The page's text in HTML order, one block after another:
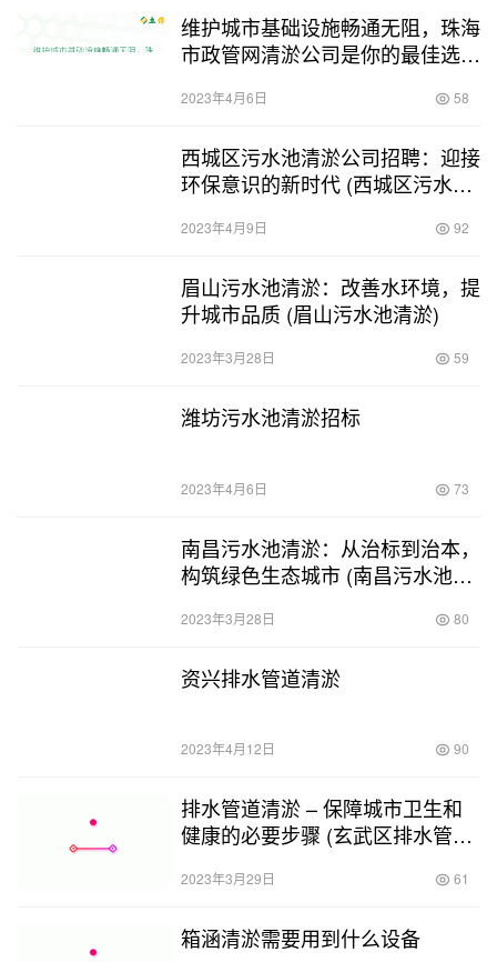
维护城市基础设施畅通无阻，珠海
市政管网清淤公司是你的最佳选择
2023年4月6日 58
西城区污水池清淤公司招聘：迎接
环保意识的新时代 (西城区污水池
2023年4月9日 92
眉山污水池清淤：改善水环境，提
升城市品质 (眉山污水池清淤)
2023年3月28日 59
潍坊污水池清淤招标
2023年4月6日 73
南昌污水池清淤：从治标到治本，
构筑绿色生态城市 (南昌污水池清
2023年3月28日 80
资兴排水管道清淤
2023年4月12日 90
排水管道清淤 – 保障城市卫生和
健康的必要步骤 (玄武区排水管道
2023年3月29日 61
箱涵清淤需要用到什么设备